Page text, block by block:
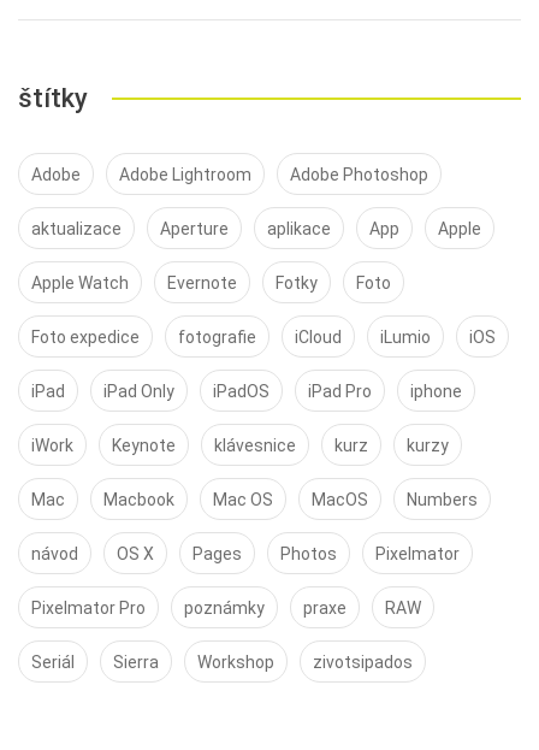
štítky
Adobe Adobe Lightroom Adobe Photoshop
aktualizace Aperture aplikace App Apple
Apple Watch Evernote Fotky Foto
Foto expedice fotografie iCloud iLumio iOS
iPad iPad Only iPadOS iPad Pro iphone
iWork Keynote klávesnice kurz kurzy
Mac Macbook Mac OS MacOS Numbers
návod OS X Pages Photos Pixelmator
Pixelmator Pro poznámky praxe RAW
Seriál Sierra Workshop zivotsipados